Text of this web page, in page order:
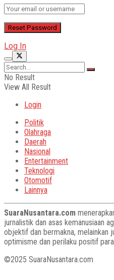
Log In
No Result
View All Result
Login
Politik
Olahraga
Daerah
Nasional
Entertainment
Teknologi
Otomotif
Lainnya
SuaraNusantara.com
jurnalistik dan asas kemanusiaan
objektif dan bermakna, melainkan
optimisme dan perilaku positif
©2025 SuaraNusantara.com